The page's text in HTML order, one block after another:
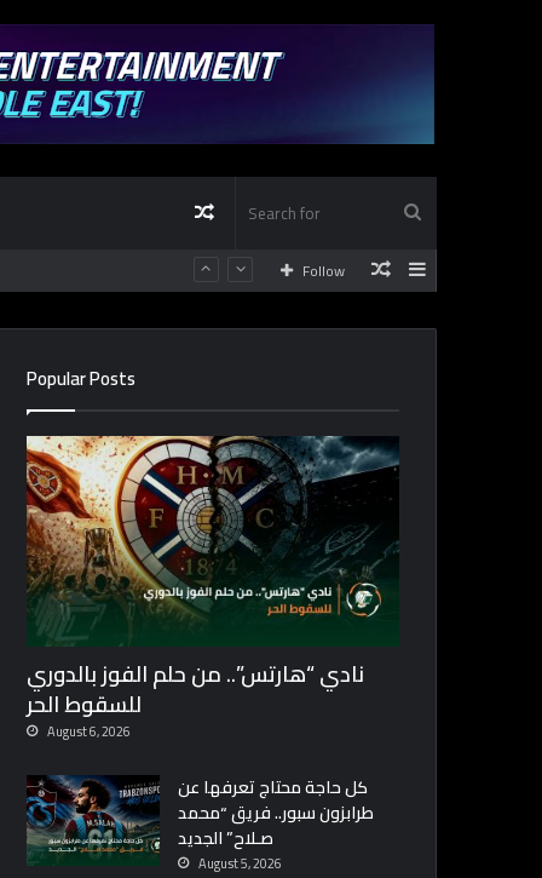
for
Random
Article
Random
Follow
Popular Posts
نادي “هارتس”.. من حلم الفوز بالدوري
للسقوط الحر
August 6, 2026
كل حاجة محتاج تعرفها عن
طرابزون سبور.. فريق “محمد
صـلاح” الجديد
August 5, 2026